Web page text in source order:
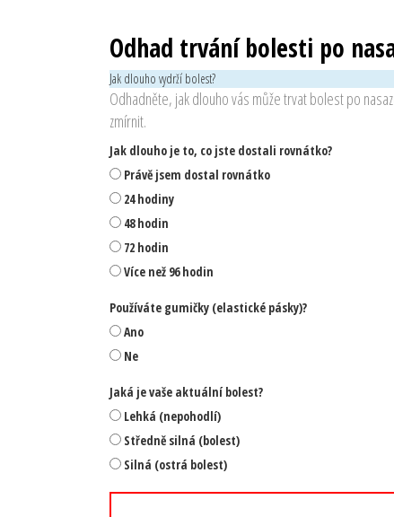
Odhad trvání bolesti po
Jak dlouho vydrží bolest?
Odhadněte, jak dlouho vás může trvat bolest po
zmírnit.
Jak dlouho je to, co jste dostali rovnátko?
Právě jsem dostal rovnátko
24 hodiny
48 hodin
72 hodin
Více než 96 hodin
Používáte gumičky (elastické pásky)?
Ano
Ne
Jaká je vaše aktuální bolest?
Lehká (nepohodlí)
Středně silná (bolest)
Silná (ostrá bolest)